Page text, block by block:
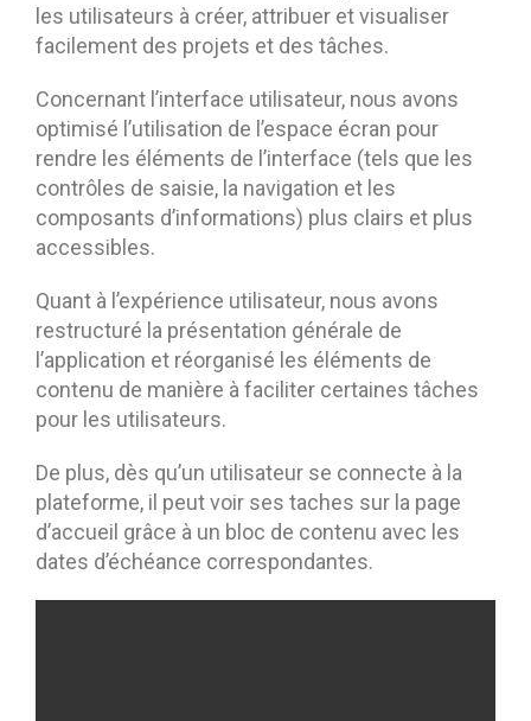
les utilisateurs à créer, attribuer et visualiser
facilement des projets et des tâches.
Concernant l’interface utilisateur, nous avons
optimisé l’utilisation de l’espace écran pour
rendre les éléments de l’interface (tels que les
contrôles de saisie, la navigation et les
composants d’informations) plus clairs et plus
accessibles.
Quant à l’expérience utilisateur, nous avons
restructuré la présentation générale de
l’application et réorganisé les éléments de
contenu de manière à faciliter certaines tâches
pour les utilisateurs.
De plus, dès qu’un utilisateur se connecte à la
plateforme, il peut voir ses taches sur la page
d’accueil grâce à un bloc de contenu avec les
dates d’échéance correspondantes.